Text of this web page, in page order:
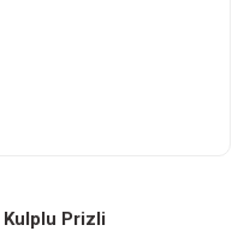
Kulplu Prizli